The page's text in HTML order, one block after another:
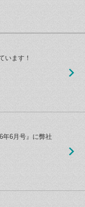
います！
年6月号』に弊社